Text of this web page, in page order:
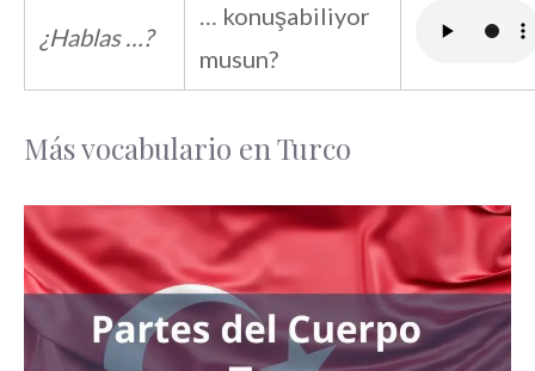
¿Hablas …?
… konuşabiliyor
musun?
Más vocabulario en Turco